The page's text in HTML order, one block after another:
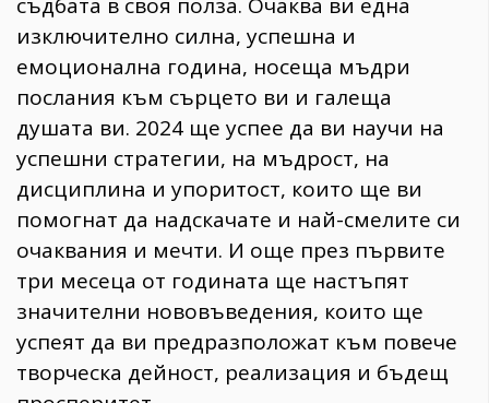
изключително силна, успешна и
емоционална година, носеща мъдри
послания към сърцето ви и галеща
душата ви. 2024 ще успее да ви научи на
успешни стратегии, на мъдрост, на
дисциплина и упоритост, които ще ви
помогнат да надскачате и най-смелите си
очаквания и мечти. И още през първите
три месеца от годината ще настъпят
значителни нововъведения, които ще
успеят да ви предразположат към повече
творческа дейност, реализация и бъдещ